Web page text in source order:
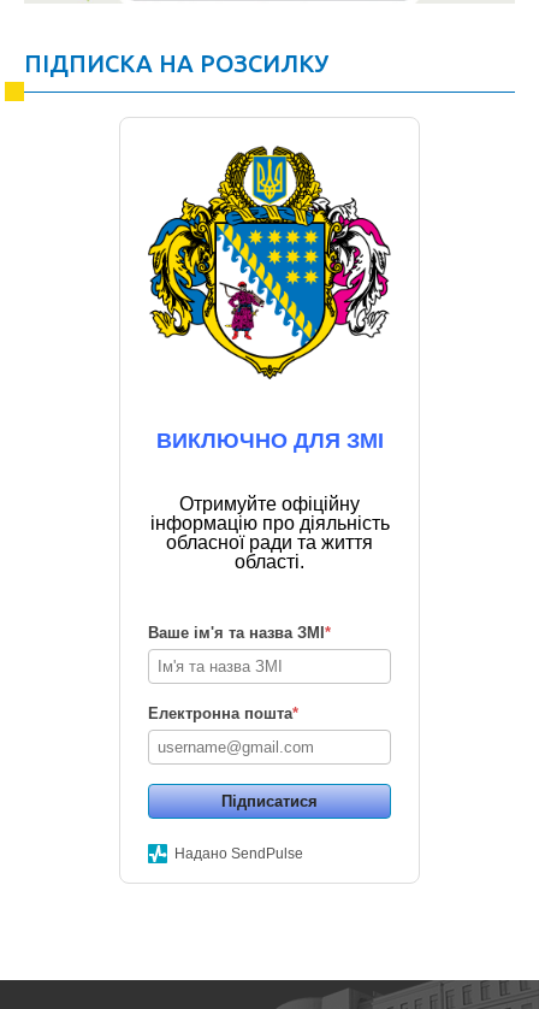
ПІДПИСКА НА РОЗСИЛКУ
ВИКЛЮЧНО ДЛЯ ЗМІ
Отримуйте офіційну
інформацію про діяльність
обласної ради та життя
області.
Ваше ім'я та назва ЗМІ *
Електронна пошта*
Підписатися
Надано SendPulse